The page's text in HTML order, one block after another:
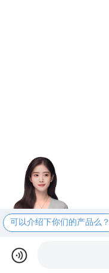
可以介绍下你们的产品么？